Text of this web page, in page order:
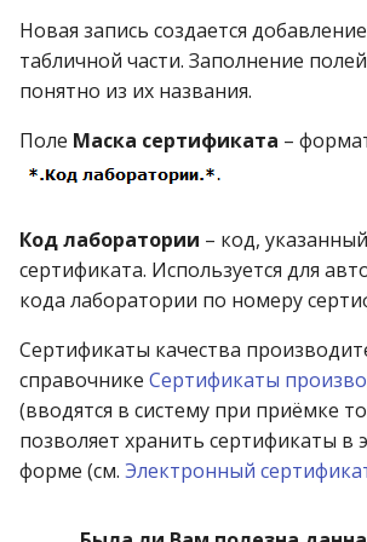
Модуль «Торговые
технологии»
Работа с остатками
Работа со сроками
годности
Работа с фасовкой
Справочники
Услуги
Учет кассовых операций
Экспорт-импорт
данных
Новая запись создается
табличной части. Заполнение
понятно из их названия.
Поле Маска сертификата –
Код лаборатории – код,
сертификата. Используется для
кода лаборатории по номеру
Сертификаты качества
справочнике Сертификаты
(вводятся в систему при приёмке
позволяет хранить сертификаты в
форме (см. Электронный